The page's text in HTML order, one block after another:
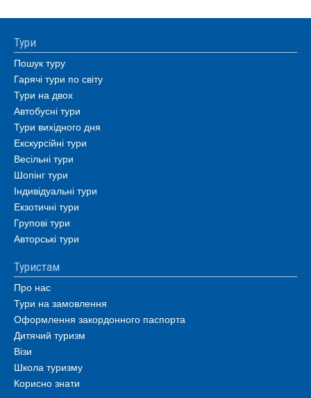
Тури
Пошук туру
Гарячі тури по світу
Тури на двох
Автобусні тури
Тури вихідного дня
Екскурсійні тури
Весільні тури
Шопінг тури
Індивідуальні тури
Екзотичні тури
Групові тури
Авторські тури
Туристам
Про нас
Тури на замовлення
Оформлення закордонного паспорта
Дитячий туризм
Візи
Школа туризму
Корисно знати